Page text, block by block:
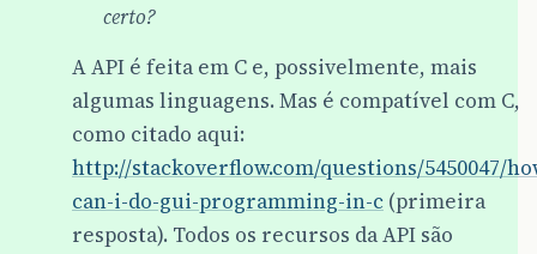
certo?
A API é feita em C e, possivelmente, mais
algumas linguagens. Mas é compatível com C,
como citado aqui:
http://stackoverflow.com/questions/5450047/
can-i-do-gui-programming-in-c (primeira
resposta). Todos os recursos da API são